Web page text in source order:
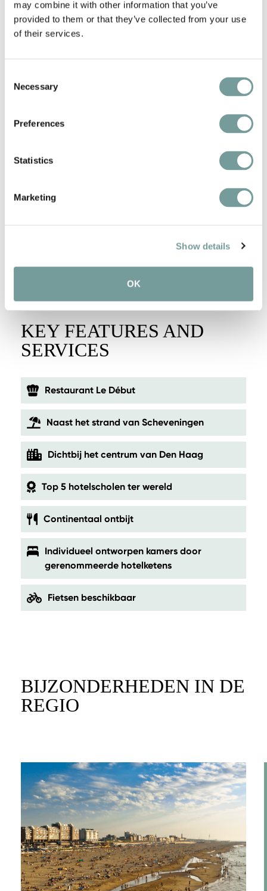
may combine it with other information that you’ve
provided to them or that they’ve collected from your use
of their services.
Selection
Necessary
Preferences
Statistics
Marketing
Show details
OK
te ondersteunen.
KEY FEATURES AND
SERVICES
Restaurant Le Début
Naast het strand van Scheveningen
Dichtbij het centrum van Den Haag
Top 5 hotelscholen ter wereld
Continentaal ontbijt
Individueel ontworpen kamers door
gerenommeerde hotelketens
Fietsen beschikbaar
BIJZONDERHEDEN IN DE
REGIO